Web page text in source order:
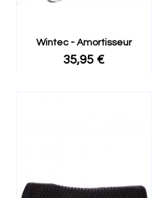
Wintec - Amortisseur
35,95 €